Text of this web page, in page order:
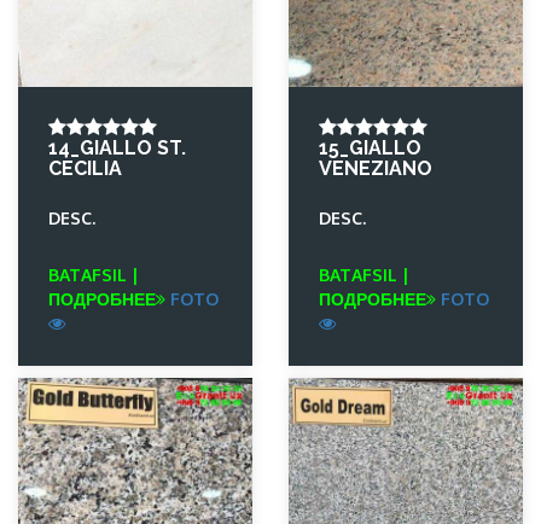
14_GIALLO ST.
CECILIA
DESC.
BATAFSIL |
ПОДРОБНЕЕ
FOTO
15_GIALLO
VENEZIANO
DESC.
BATAFSIL |
ПОДРОБНЕЕ
FOTO